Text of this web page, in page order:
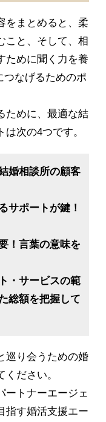
をまとめると、柔
こと、そして、相
ために聞く力を養
つなげるためのポ
ために、最適な結
次の4つです。
婚相談所の顧客
サポートが鍵！
！言葉の意味を
・サービスの範
総額を把握して
巡り会うための婚
ださい。
ートナーエージェ
指す婚活支援エー